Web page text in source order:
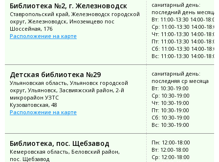
Библиотека №2, г. Железноводск
Ставропольский край, Железноводск городской
округ, Железноводск, Иноземцево пос
Шоссейная, 176
Расположение на карте
санитарный день:
последний день месяца
Вт: 11:00-13:30 14:00-18:00
Ср: 11:00-13:30 14:00-18:00
Чт: 11:00-13:30 14:00-18:00
Пт: 11:00-13:30 14:00-18:00
Сб: 11:00-13:30 14:00-18:00
Вс: 11:00-13:30 14:00-18:00
Детская библиотека №29
Ульяновская область, Ульяновск городской
округ, Ульяновск, Засвияжский район, 2-й
микрорайон УЗТС
Кузоватовская, 48
Расположение на карте
санитарный день:
последняя ср месяца
Вт: 10:30-19:00
Ср: 10:30-19:00
Чт: 10:30-19:00
Пт: 10:30-19:00
Сб: 10:30-19:00
Вс: 10:30-19:00
Библиотека, пос. Щебзавод
Кемеровская область, Беловский район,
пос. Щебзавод
Пн: 12:00-18:00
Вт: 12:00-18:00
Ср: 12:00-18:00